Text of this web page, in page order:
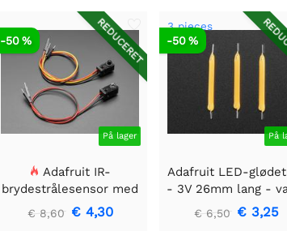
REDUCERET
På lager
-50 %
Adafruit IR-
brydestrålesensor med
premium ledningsstuds
- 5 mm LED'er
€ 8,60 € 4,30
3 pieces
På
-50 %
Adafruit LED-
- 3V 26mm lang -
hvid 3-pak
€ 6,50 € 3,25